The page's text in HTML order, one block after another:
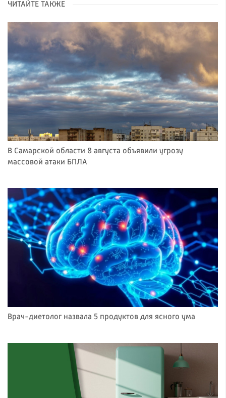
ЧИТАЙТЕ ТАКЖЕ
В Самарской области 8 августа объявили угрозу
массовой атаки БПЛА
Врач-диетолог назвала 5 продуктов для ясного ума